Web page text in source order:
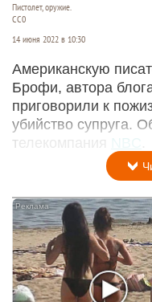
Пистолет, оружие.
CC0
14 июня 2022 в 10:30
Американскую
Брофи, автора
приговорили к
убийство супруга.
телекомпания NBC